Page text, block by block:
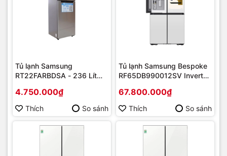
Tủ lạnh Samsung
RT22FARBDSA - 236 Lít
4.750.000₫
Thích So sánh
Tủ lạnh Samsung Bespoke
RF65DB990012SV Inverter
67.800.000₫
Thích So sánh